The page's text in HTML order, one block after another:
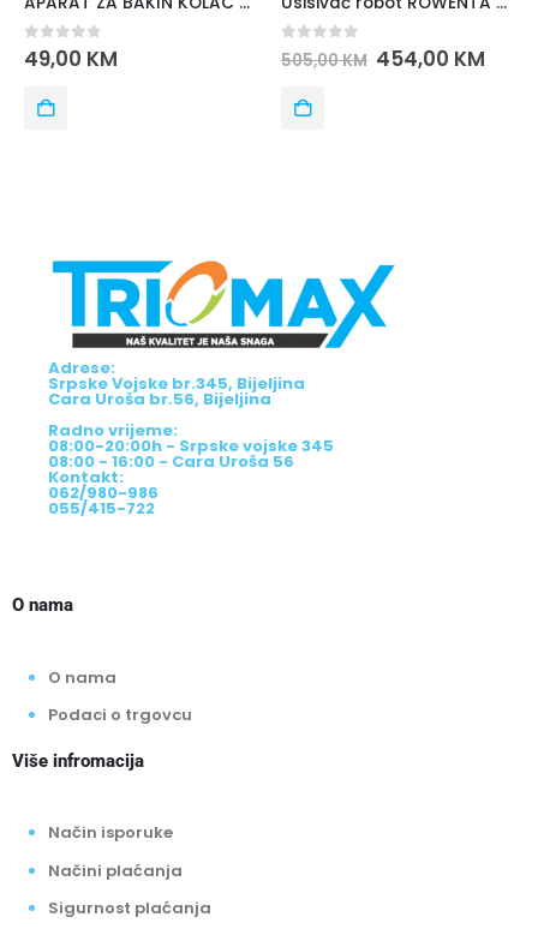
0out of 5
49,00 KM 505,00KM 454,00 KM
Adrese:
Srpske Vojske br.345, Bijeljina
Cara Uroša br.56, Bijeljina
Radno vrijeme:
08:00-20:00h - Srpske vojske 345
08:00 - 16:00 - Cara Uroša 56
Kontakt:
062/980-986
055/415-722
O nama
O nama
Podaci o trgovcu
Više infromacija
Način isporuke
Načini plaćanja
Sigurnost plaćanja